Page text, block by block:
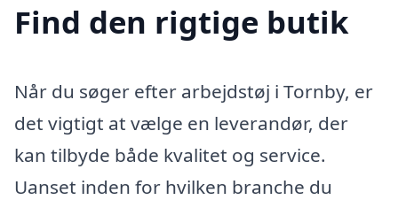
Find den rigtige butik
Når du søger efter arbejdstøj i Tornby, er
det vigtigt at vælge en leverandør, der
kan tilbyde både kvalitet og service.
Uanset inden for hvilken branche du